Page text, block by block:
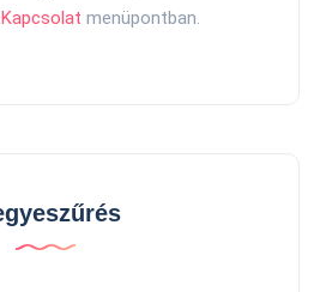
Kapcsolat menüpontban.